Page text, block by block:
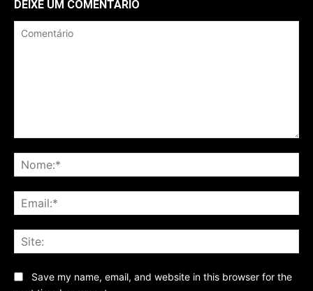
DEIXE UM COMENTÁRIO
Save my name, email, and website in this browser for the